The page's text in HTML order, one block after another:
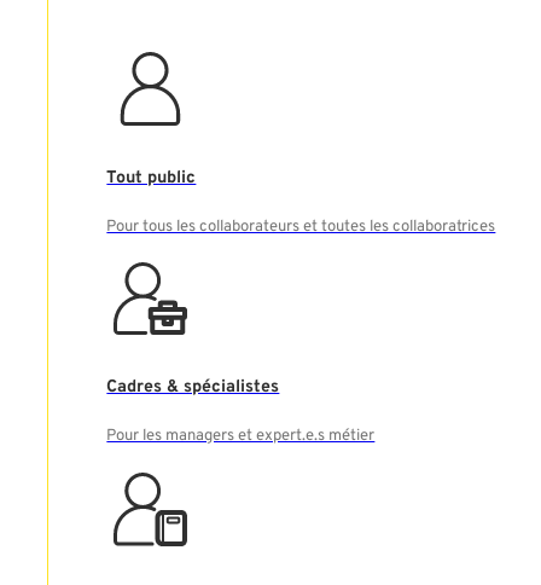
Tout public
Pour tous les collaborateurs et toutes les collaboratrices
Cadres & spécialistes
Pour les managers et expert.e.s métier